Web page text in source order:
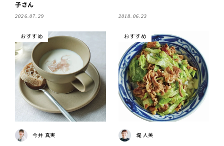
子さん
2026.07.29 2018.06.23
おすすめ
今井 真実
おすすめ
堤 人美